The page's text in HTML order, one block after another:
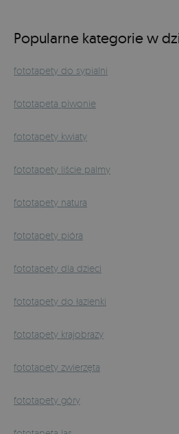
Popularne kategorie w
fototapety do sypialni
fototapeta piwonie
fototapety kwiaty
fototapety liście palmy
fototapety natura
fototapety pióra
fototapety dla dzieci
fototapety do łazienki
fototapety krajobrazy
fototapety zwierzęta
fototapety góry